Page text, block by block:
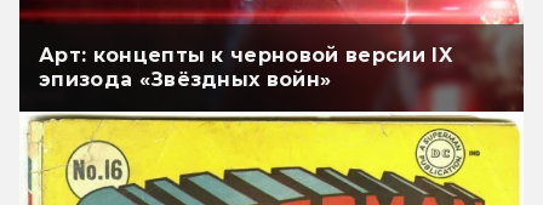
Арт: концепты к черновой версии IX
эпизода «Звёздных войн»